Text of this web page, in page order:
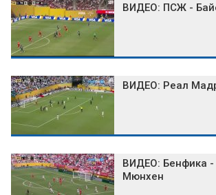
ВИДЕО: ПСЖ -
ВИДЕО: Реал
ВИДЕО: Бенфика -
Мюнхен